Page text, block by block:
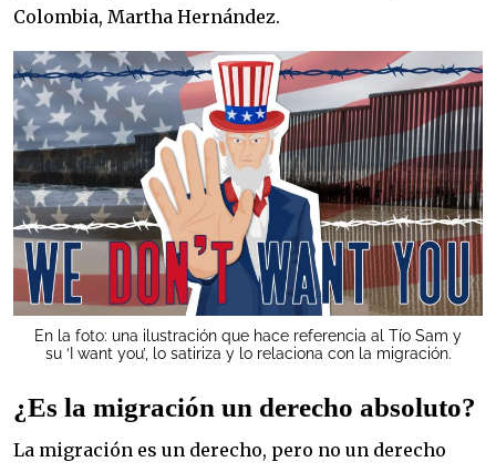
Colombia, Martha Hernández.
En la foto: una ilustración que hace referencia al Tío Sam y
su ‘I want you’, lo satiriza y lo relaciona con la migración.
¿Es la migración un derecho absoluto?
La migración es un derecho, pero no un derecho